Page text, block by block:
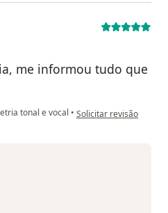
me informou tudo que
tonal e vocal • na opinião do
Solicitar revisão